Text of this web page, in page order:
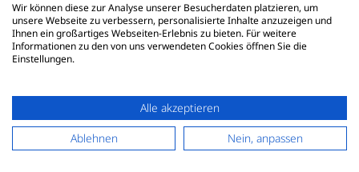
Wir können diese zur Analyse unserer Besucherdaten platzieren, um
unsere Webseite zu verbessern, personalisierte Inhalte anzuzeigen und
Ihnen ein großartiges Webseiten-Erlebnis zu bieten. Für weitere
Informationen zu den von uns verwendeten Cookies öffnen Sie die
Einstellungen.
Alle akzeptieren
Ablehnen
Nein, anpassen